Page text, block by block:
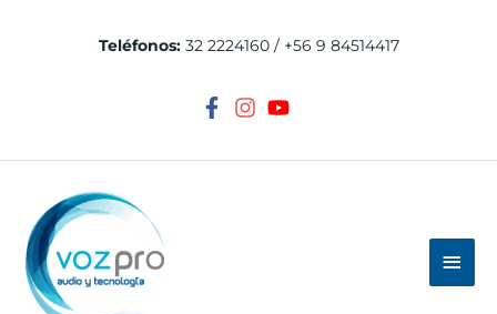
Teléfonos:32 2224160 / +56 9 84514417